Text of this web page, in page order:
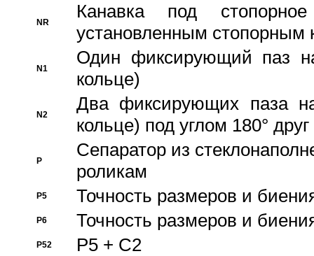
NR
Канавка под
установленным стопорным
N1
Один фиксирующий паз
кольце)
N2
Два фиксирующих паза
кольце) под углом 180° друг
P
Cепаратор из
роликам
P5 Точность размеров и
P6 Точность размеров и
P52 P5 + C2